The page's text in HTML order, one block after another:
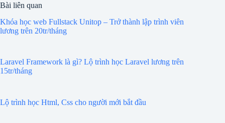
Bài liên quan
Khóa học web Fullstack Unitop – Trở thành lập trình viên
lương trên 20tr/tháng
Laravel Framework là gì? Lộ trình học Laravel lương trên
15tr/tháng
Lộ trình học Html, Css cho người mới bắt đầu